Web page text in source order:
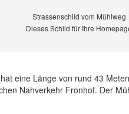
Strassenschild vom Mühlweg
Dieses Schild für Ihre
eine Länge von rund 43
Nahverkehr Fronhof. Der